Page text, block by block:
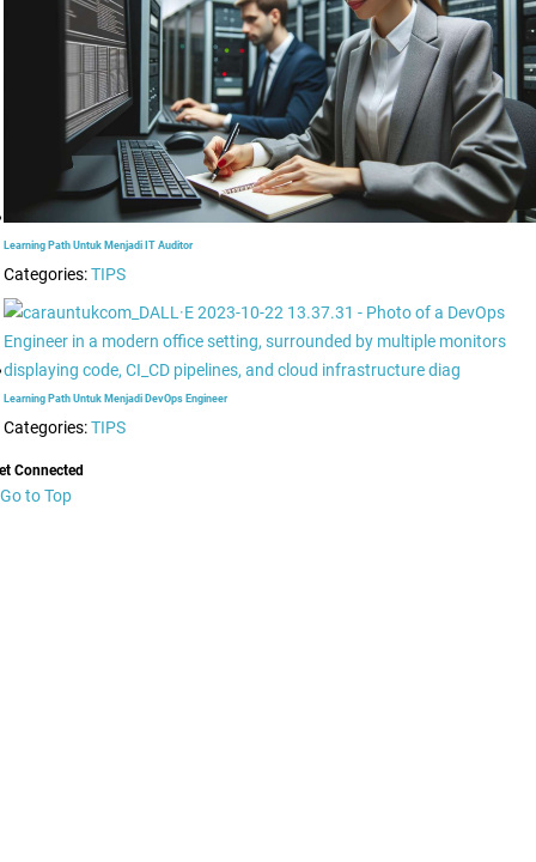
Learning Path Untuk Menjadi IT Auditor
Categories:TIPS
Learning Path Untuk Menjadi DevOps Engineer
Categories:TIPS
Connected
Go to Top